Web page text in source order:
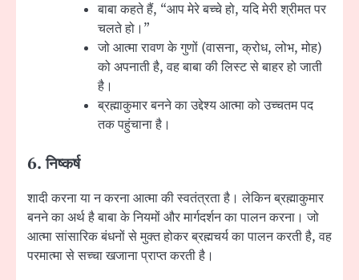
बाबा कहते हैं, “आप मेरे बच्चे हो, यदि मेरी श्रीमत पर
चलते हो।”
जो आत्मा रावण के गुणों (वासना, क्रोध, लोभ, मोह)
को अपनाती है, वह बाबा की लिस्ट से बाहर हो जाती
है।
ब्रह्माकुमार बनने का उद्देश्य आत्मा को उच्चतम पद
तक पहुंचाना है।
6.निष्कर्ष
शादी करना या न करना आत्मा की स्वतंत्रता है। लेकिन ब्रह्माकुमार
बनने का अर्थ है बाबा के नियमों और मार्गदर्शन का पालन करना। जो
आत्मा सांसारिक बंधनों से मुक्त होकर ब्रह्मचर्य का पालन करती है, वह
परमात्मा से सच्चा खजाना प्राप्त करती है।